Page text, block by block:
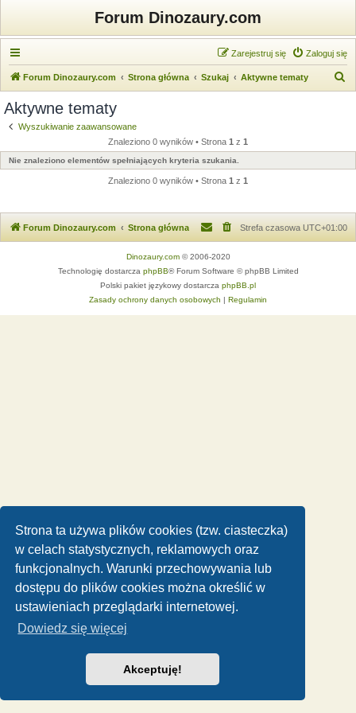
Strona ta używa plików cookies (tzw. ciasteczka)
w celach statystycznych, reklamowych oraz
funkcjonalnych. Warunki przechowywania lub
dostępu do plików cookies można określić w
ustawieniach przeglądarki internetowej.
Dowiedz się więcej
Akceptuję!
Forum Dinozaury.com
Zaloguj się
Zarejestruj się
Forum Dinozaury.com Strona główna Szukaj Aktywne tematy
a
j
Aktywne tematy
Wyszukiwanie zaawansowane
Znaleziono 0 wyników • Strona 1 z 1
Nie znaleziono elementów spełniających kryteria szukania.
Znaleziono 0 wyników • Strona 1 z 1
Forum Dinozaury.com Strona główna Strefa czasowa UTC+01:00
Dinozaury.com© 2006-2020
Technologię dostarcza phpBB® Forum Software © phpBB Limited
Polski pakiet językowy dostarcza phpBB.pl
Zasady ochrony danych osobowych | Regulamin